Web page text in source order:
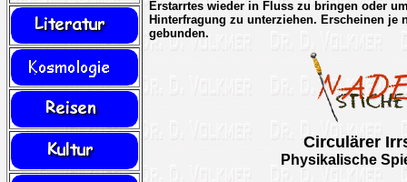
Erstarrtes wieder in Fluss zu bringen oder
Hinterfragung zu unterziehen. Erscheinen je
gebunden.
Circulärer
Physikalische